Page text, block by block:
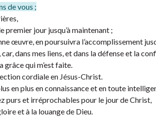
de vous ;
premier jour jusqu’à maintenant ;
œuvre, en poursuivra l’accomplissement
dans mes liens, et dans la défense et la
qui m’est faite.
cordiale en Jésus-Christ.
en plus en connaissance et en toute
purs et irréprochables pour le jour de Christ,
et à la louange de Dieu.